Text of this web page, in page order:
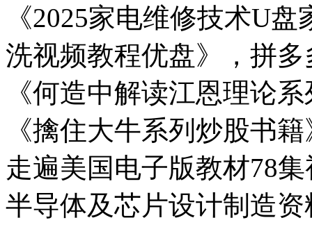
《2025家电维修技术U
洗视频教程优盘》，拼多
《何造中解读江恩理论
《擒住大牛系列炒股书
走遍美国电子版教材78
半导体及芯片设计制造